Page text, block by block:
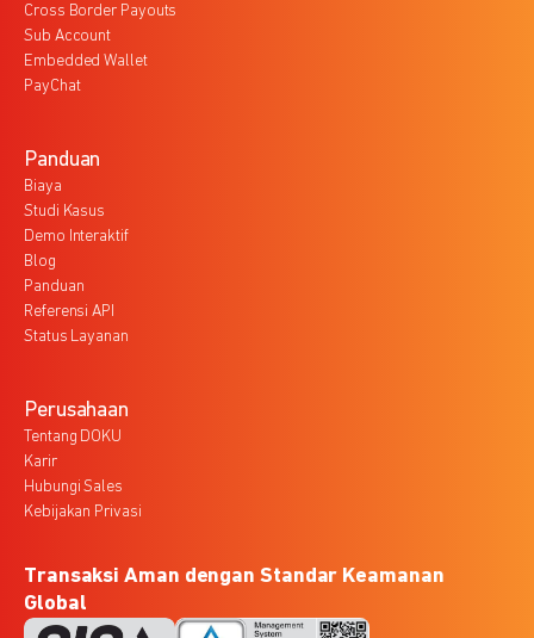
Cross Border Payouts
Sub Account
Embedded Wallet
PayChat
Panduan
Biaya
Studi Kasus
Demo Interaktif
Blog
Panduan
Referensi API
Status Layanan
Perusahaan
Tentang DOKU
Karir
Hubungi Sales
Kebijakan Privasi
Transaksi Aman dengan Standar Keamanan
Global